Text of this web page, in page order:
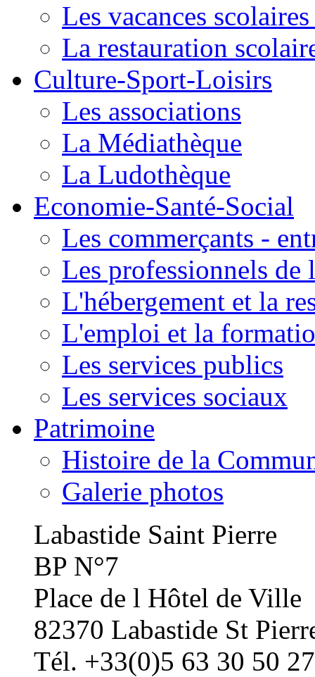
Les vacances
La restauration
Culture-Sport-Loisirs
Les associations
La Médiathèque
La Ludothèque
Economie-Santé-Social
Les commerçants -
Les professionnels de
L'hébergement et la
L'emploi et la
Les services publics
Les services sociaux
Patrimoine
Histoire de la
Galerie photos
Labastide Saint Pierre
BP N°7
Place de l Hôtel de Ville
82370 Labastide St
Tél. +33(0)5 63 30 50 27